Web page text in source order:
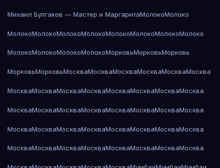
Михаил Булгаков — Мастер и МаргаритаМолокоМолоко
МолокоМолокоМолокоМолокоМолокоМолокоМолокоМолоко
МолокоМолокоМолокоМолокоМорковьМорковьМорковь
МорковьМорковьМоскваМоскваМоскваМоскваМоскваМосква
МоскваМоскваМоскваМоскваМоскваМоскваМоскваМосква
МоскваМоскваМоскваМоскваМоскваМоскваМоскваМосква
МоскваМоскваМоскваМоскваМоскваМоскваМоскваМосква
МоскваМоскваМоскваМоскваМоскваМоскваМоскваМосква